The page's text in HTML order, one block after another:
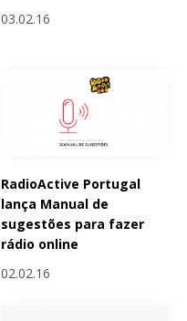
03.02.16
RadioActive Portugal
lança Manual de
sugestões para fazer
rádio online
02.02.16